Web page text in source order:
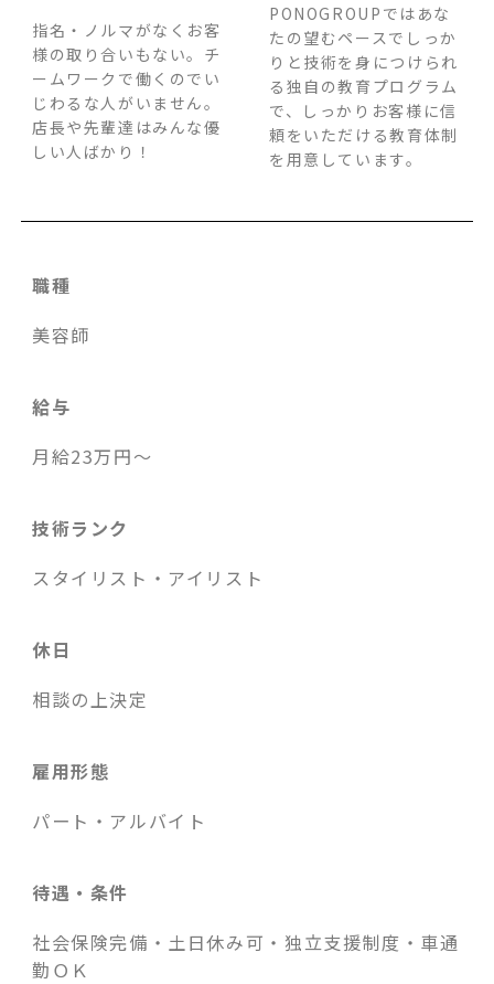
指名・ノルマがなくお客
様の取り合いもない。チ
ームワークで働くのでい
じわるな人がいません。
店長や先輩達はみんな優
しい人ばかり！
PONOGROUPではあな
たの望むペースでしっか
りと技術を身につけられ
る独自の教育プログラム
で、しっかりお客様に信
頼をいただける教育体制
を用意しています。
職種
美容師
給与
月給23万円～
技術ランク
スタイリスト・アイリスト
休日
相談の上決定
雇用形態
パート・アルバイト
待遇・条件
社会保険完備・土日休み可・独立支援制度・車通
勤ＯＫ